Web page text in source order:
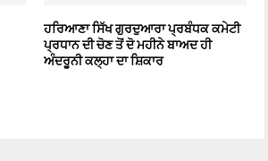
ਹਰਿਆਣਾ ਸਿੱਖ ਗੁਰਦੁਆਰਾ ਪ੍ਰਬੰਧਕ ਕਮੇਟੀ
ਪ੍ਰਧਾਨ ਦੀ ਚੋਣ ਤੋਂ ਦੋ ਮਹੀਨੇ ਬਾਅਦ ਹੀ
ਅੰਦਰੂਨੀ ਕਲ੍ਹਾ ਦਾ ਸ਼ਿਕਾਰ